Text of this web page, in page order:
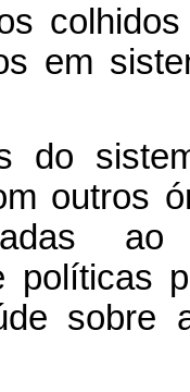
em
do
outros
ao
políticas
sobre